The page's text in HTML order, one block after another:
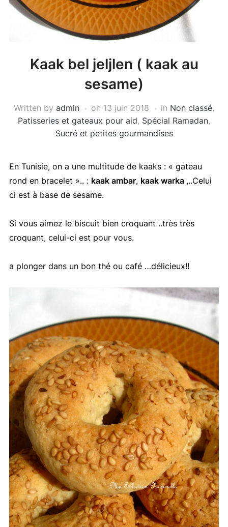
Kaak bel jeljlen ( kaak au
sesame)
Written by admin on 13 juin 2018 in Non classé,
Patisseries et gateaux pour aid, Spécial Ramadan,
Sucré et petites gourmandises
En Tunisie, on a une multitude de kaaks : « gateau
rond en bracelet ».. : kaak ambar, kaak warka ,..Celui
ci est à base de sesame.
Si vous aimez le biscuit bien croquant ..très très
croquant, celui-ci est pour vous.
a plonger dans un bon thé ou café …délicieux!!